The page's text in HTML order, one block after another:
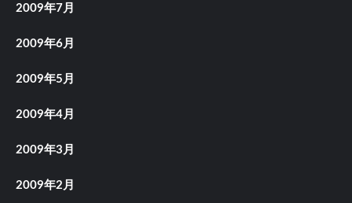
2009年7月
2009年6月
2009年5月
2009年4月
2009年3月
2009年2月